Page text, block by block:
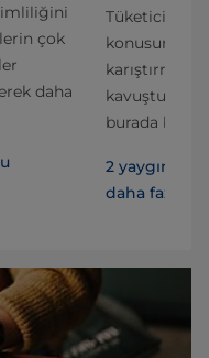
çok
daha
Tüketiciler
konusunda
karıştırma
burada
2 yaygın toz
daha fazla